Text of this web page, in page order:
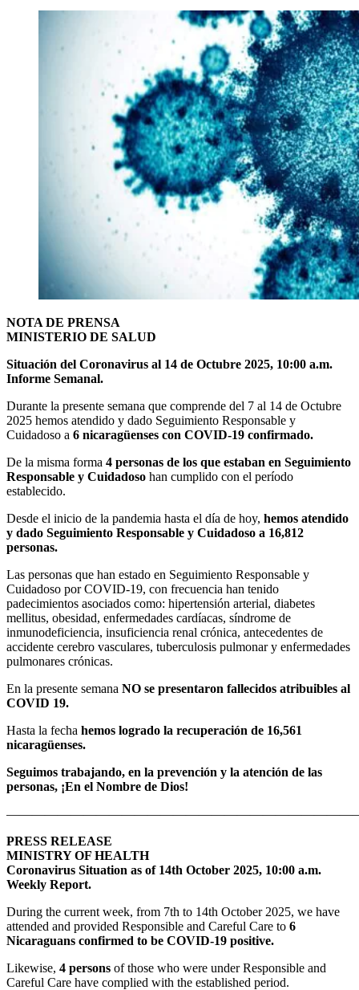
NOTA DE PRENSA
MINISTERIO DE SALUD
Situación del Coronavirus al 14 de Octubre 2025, 10:00 a.m.
Informe Semanal.
Durante la presente semana que comprende del 7 al 14 de Octubre
2025 hemos atendido y dado Seguimiento Responsable y
Cuidadoso a 6 nicaragüenses con COVID-19 confirmado.
De la misma forma 4 personas de los que estaban en Seguimiento
Responsable y Cuidadoso han cumplido con el período
establecido.
Desde el inicio de la pandemia hasta el día de hoy, hemos atendido
y dado Seguimiento Responsable y Cuidadoso a 16,812
personas.
Las personas que han estado en Seguimiento Responsable y
Cuidadoso por COVID-19, con frecuencia han tenido
padecimientos asociados como: hipertensión arterial, diabetes
mellitus, obesidad, enfermedades cardíacas, síndrome de
inmunodeficiencia, insuficiencia renal crónica, antecedentes de
accidente cerebro vasculares, tuberculosis pulmonar y enfermedades
pulmonares crónicas.
En la presente semana NO se presentaron fallecidos atribuibles al
COVID 19.
Hasta la fecha hemos logrado la recuperación de 16,561
nicaragüenses.
Seguimos trabajando, en la prevención y la atención de las
personas, ¡En el Nombre de Dios!
PRESS RELEASE
MINISTRY OF HEALTH
Coronavirus Situation as of 14th October 2025, 10:00 a.m.
Weekly Report.
During the current week, from 7th to 14th October 2025, we have
attended and provided Responsible and Careful Care to 6
Nicaraguans confirmed to be COVID-19 positive.
Likewise, 4 persons of those who were under Responsible and
Careful Care have complied with the established period.